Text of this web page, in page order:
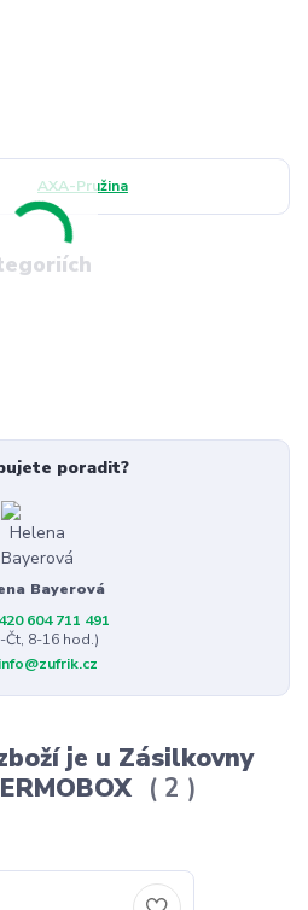
AXA-Pružina
poradit?
Bayerová
604 711 491
Čt, 8-16 hod.)
info@zufrik.cz
je u Zásilkovny
2